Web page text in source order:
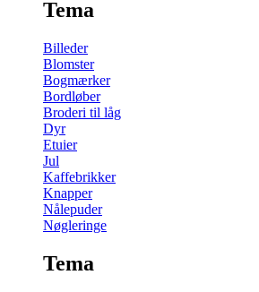
Tema
Billeder
Blomster
Bogmærker
Bordløber
Broderi til låg
Dyr
Etuier
Jul
Kaffebrikker
Knapper
Nålepuder
Nøgleringe
Tema